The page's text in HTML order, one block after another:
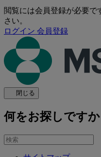
閲覧には会員登録が必要で
さい。
ログイン 会員登録
閉じる
何をお探しですか
を